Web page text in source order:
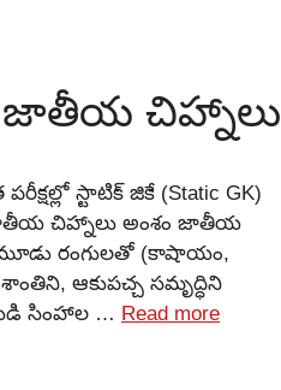
చిహ్నాలు
స్టాటిక్ జికే (Static GK)
చిహ్నాలు అంశం జాతీయ
రంగులతో (కాషాయం,
ఆకుపచ్చ సమృద్ధిని
సింహాల … Read more